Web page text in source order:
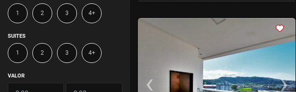
1 2 3 4+
SUITES
1 2 3 4+
VALOR
<
‹
Previous ›Next